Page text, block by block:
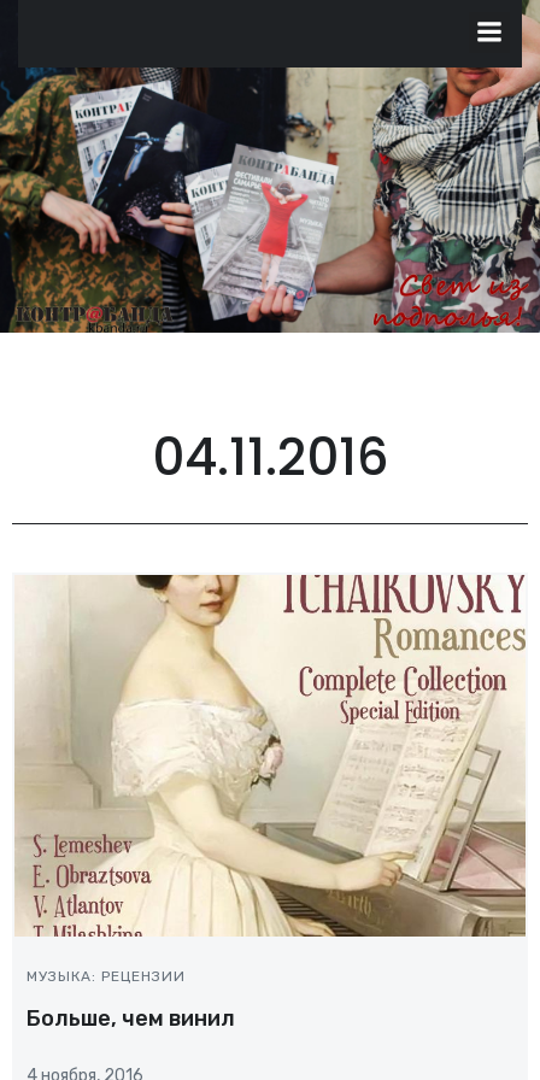
содержимому
04.11.2016
МУЗЫКА: РЕЦЕНЗИИ
Больше, чем винил